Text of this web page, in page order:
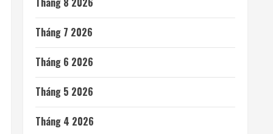
Tháng 7 2026
Tháng 6 2026
Tháng 5 2026
Tháng 4 2026